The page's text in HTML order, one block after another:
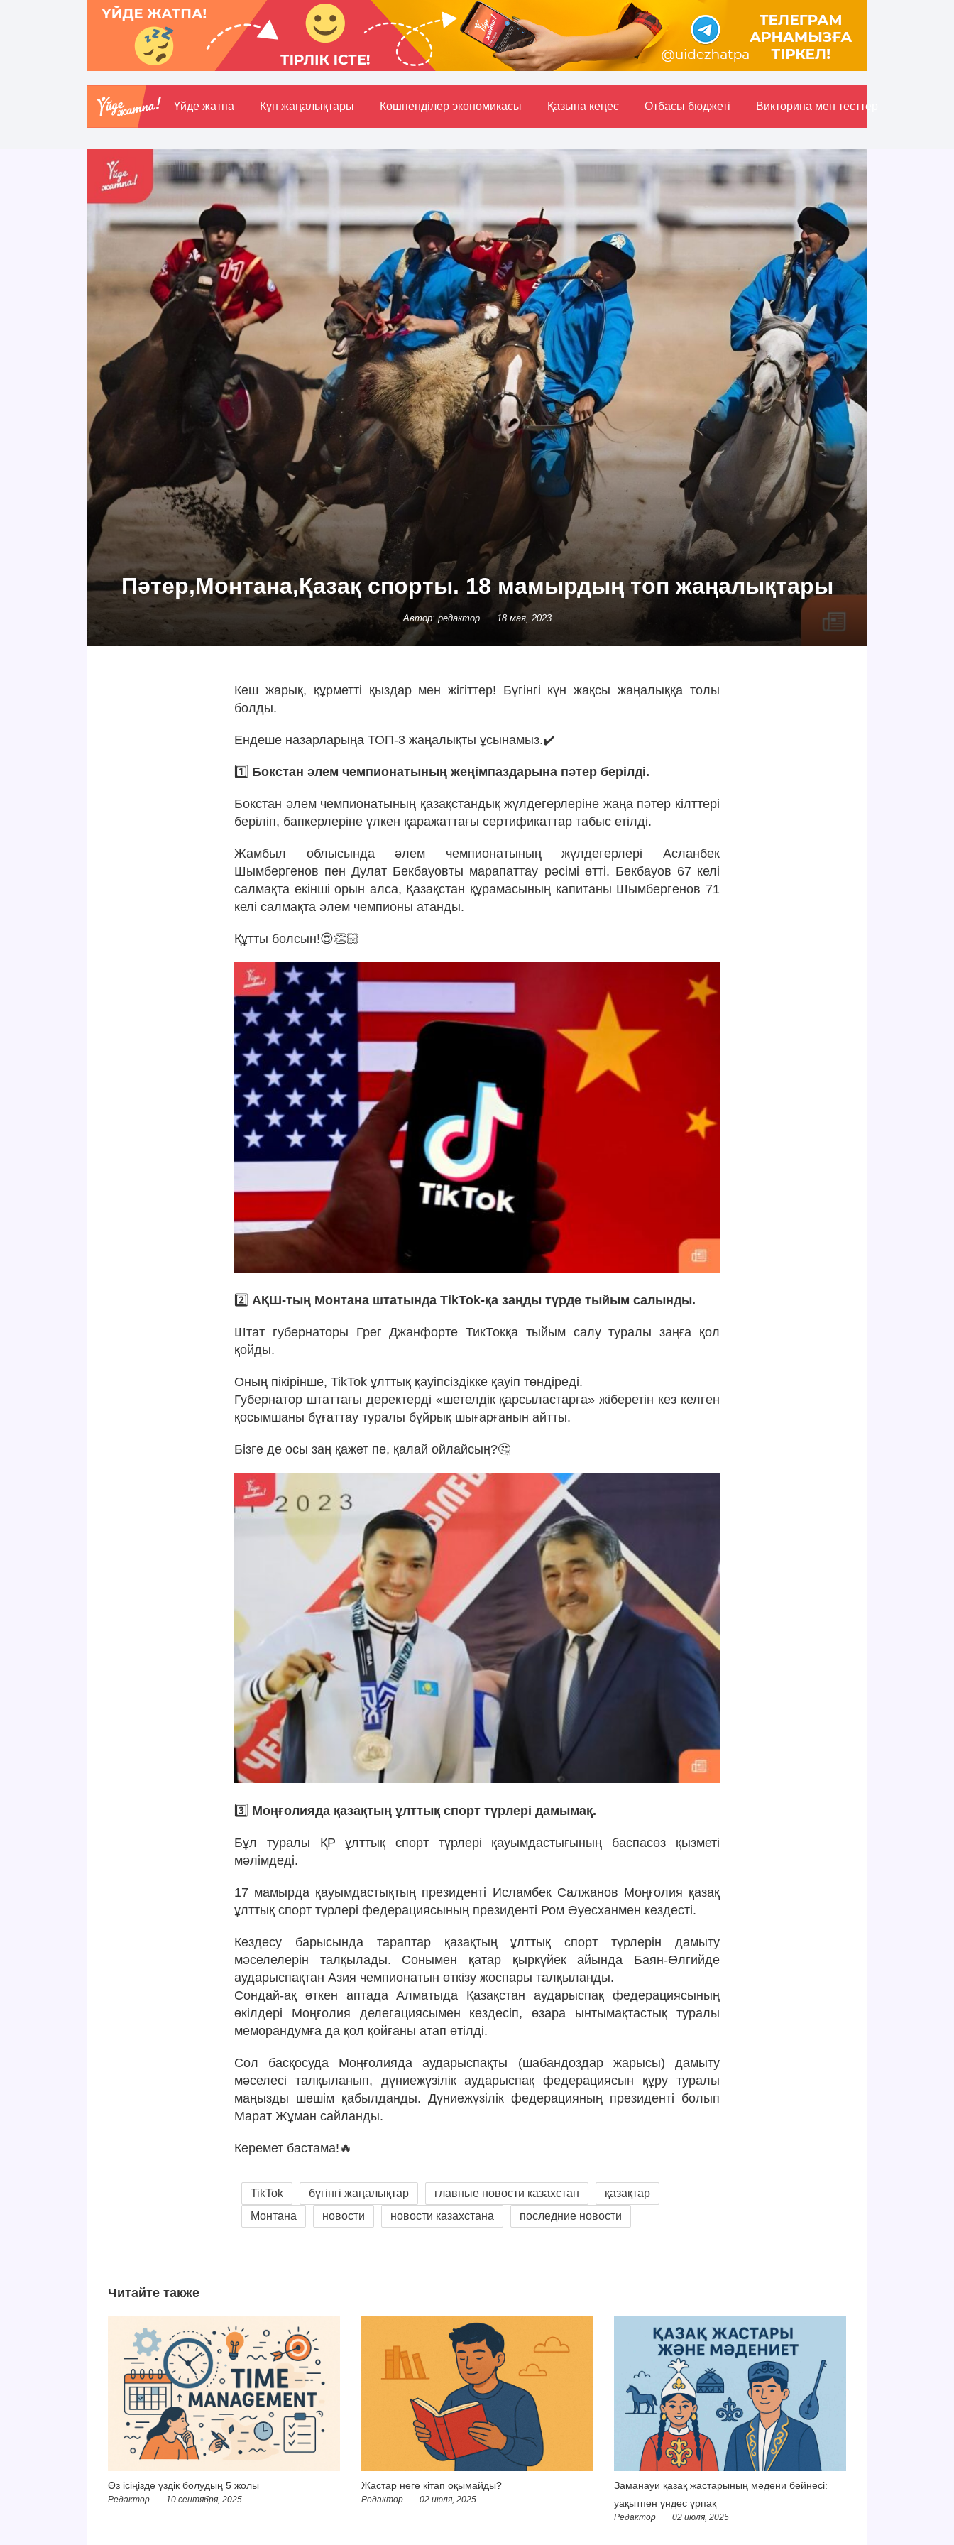
Үйде жатпа Күн жаңалықтары Көшпенділер экономикасы Қазына кеңес Отбасы бюджетi Викторина мен тесттер
Пәтер,Монтана,Қазақ спорты. 18 мамырдың топ жаңалықтары
Автор: редактор 18 мая, 2023
Кеш жарық, құрметті қыздар мен жігіттер! Бүгінгі күн жақсы жаңалыққа толы
болды.
Ендеше назарларыңа ТОП-3 жаңалықты ұсынамыз.✔️
1️⃣ Бокстан әлем чемпионатының жеңімпаздарына пәтер берілді.
Бокстан әлем чемпионатының қазақстандық жүлдегерлеріне жаңа пәтер кілттері
беріліп, бапкерлеріне үлкен қаражаттағы сертификаттар табыс етілді.
Жамбыл облысында әлем чемпионатының жүлдегерлері Асланбек
Шымбергенов пен Дулат Бекбауовты марапаттау рәсімі өтті. Бекбауов 67 келі
салмақта екінші орын алса, Қазақстан құрамасының капитаны Шымбергенов 71
келі салмақта әлем чемпионы атанды.
Құтты болсын!😍👏🏻
2️⃣АҚШ-тың Монтана штатында TikTok-қа заңды түрде тыйым салынды.
Штат губернаторы Грег Джанфорте ТикТокқа тыйым салу туралы заңға қол
қойды.
Оның пікірінше, TikTok ұлттық қауіпсіздікке қауіп төндіреді.
Губернатор штаттағы деректерді «шетелдік қарсыластарға» жіберетін кез келген
қосымшаны бұғаттау туралы бұйрық шығарғанын айтты.
Бізге де осы заң қажет пе, қалай ойлайсың?🤔
3️⃣ Моңғолияда қазақтың ұлттық спорт түрлері дамымақ.
Бұл туралы ҚР ұлттық спорт түрлері қауымдастығының баспасөз қызметі
мәлімдеді.
17 мамырда қауымдастықтың президенті Исламбек Салжанов Моңғолия қазақ
ұлттық спорт түрлері федерациясының президенті Ром Әуесханмен кездесті.
Кездесу барысында тараптар қазақтың ұлттық спорт түрлерін дамыту
мәселелерін талқылады. Сонымен қатар қыркүйек айында Баян-Өлгийде
аударыспақтан Азия чемпионатын өткізу жоспары талқыланды.
Сондай-ақ өткен аптада Алматыда Қазақстан аударыспақ федерациясының
өкілдері Моңғолия делегациясымен кездесіп, өзара ынтымақтастық туралы
меморандумға да қол қойғаны атап өтілді.
Сол басқосуда Моңғолияда аударыспақты (шабандоздар жарысы) дамыту
мәселесі талқыланып, дүниежүзілік аударыспақ федерациясын құру туралы
маңызды шешім қабылданды. Дүниежүзілік федерацияның президенті болып
Марат Жұман сайланды.
Керемет бастама!🔥
TikTok бүгінгі жаңалықтар главные новости казахстан
қазақтар
Монтана
новости новости казахстана последние новости
Читайте также
Өз ісіңізде үздік болудың 5 жолы
Редактор 10 сентября, 2025
Жастар неге кітап оқымайды?
Редактор 02 июля, 2025
Заманауи қазақ жастарының мәдени бейнесі:
уақытпен үндес ұрпақ
Редактор 02 июля, 2025